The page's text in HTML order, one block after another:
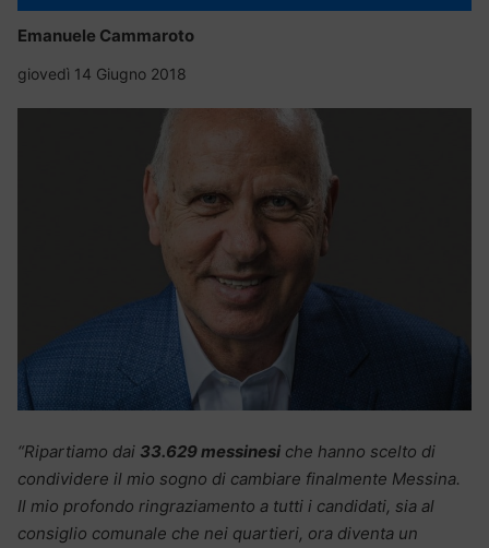
Emanuele Cammaroto
giovedì 14 Giugno 2018
“Ripartiamo dai 33.629 messinesi che hanno scelto di
condividere il mio sogno di cambiare finalmente Messina.
Il mio profondo ringraziamento a tutti i candidati, sia al
consiglio comunale che nei quartieri, ora diventa un